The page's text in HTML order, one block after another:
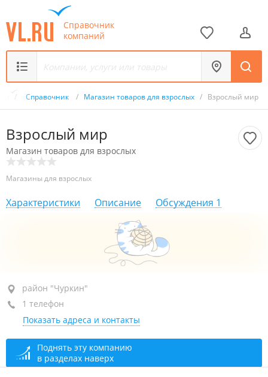
Справочник
компаний
/ Справочник / Магазин товаров для взрослых / Взрослый мир
Взрослый мир
Магазин товаров для взрослых
Магазины для взрослых
Характеристики Описание Обсуждения 1
район "Чуркин", ул. Пихтовая, 4А
рынок, пав. 21
+7 924 730-24-63
закрыто, откроется через 47 мин.
район "Чуркин"
1 телефон
Показать адреса и контакты
Поднять эту компанию
в разделах наверх